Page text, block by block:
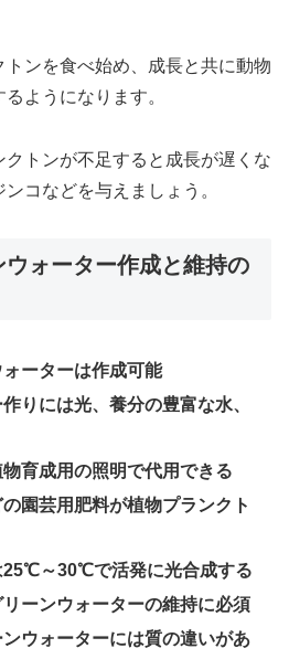
ンを食べ始め、成長と共に動物
ようになります。
トンが不足すると成長が遅くな
コなどを与えましょう。
ォーター作成と維持の
ーターは作成可能
りには光、養分の豊富な水、
育成用の照明で代用できる
園芸用肥料が植物プランクト
25℃～30℃で活発に光合成する
ーンウォーターの維持に必須
ウォーターには質の違いがあ